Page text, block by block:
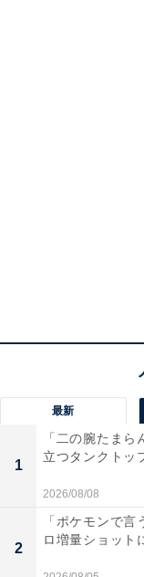
最新
1
「二の腕たま
立つタンクトッ
2026/08/08
2
「ポケモンで
ロ増量ショット